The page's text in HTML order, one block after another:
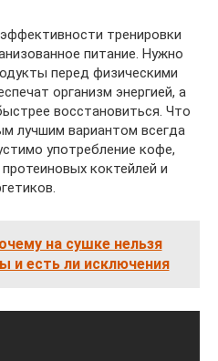
тренировки
питание. Нужно
перед физическими
организм энергией, а
восстановиться. Что
лучшим вариантом всегда
употребление кофе,
коктейлей и
на сушке нельзя
и есть ли исключения